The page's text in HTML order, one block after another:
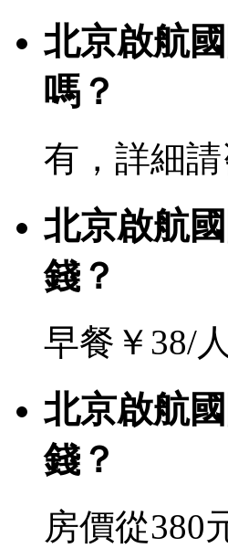
北京啟航
嗎？
有，詳細
北京啟航
錢？
早餐￥38/人
北京啟航
錢？
房價從380